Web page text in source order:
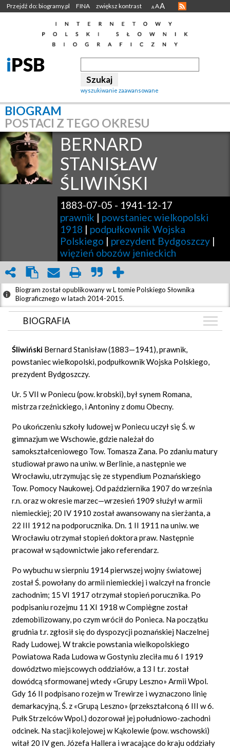
Przejdź do: biogramy.pl FINA zwiększ kontrast A AA
wyszukiwanie zaawansowane
BIOGRAM
POSTACI Z TEGO OKRESU
BERNARD
STANISŁAW
ŚLIWIŃSKI
1883-07-05 - 1941-12-17
prawnik | powstaniec wielkopolski
1918 | podpułkownik Wojska
Polskiego | prezydent Bydgoszczy |
więzień obozów jenieckich
Biogram został opublikowany w L tomie Polskiego Słownika
Biograficznego w latach 2014-2015.
BIOGRAFIA
ZDJĘCIA (4)
GRAF POWIĄZAŃ
DYSKUSJA
Mapa
Śliwiński Bernard Stanisław (1883—1941), prawnik,
powstaniec wielkopolski, podpułkownik Wojska Polskiego,
prezydent Bydgoszczy.
Ur. 5 VII w Poniecu (pow. krobski), był synem Romana,
mistrza rzeźnickiego, i Antoniny z domu Obecny.
Po ukończeniu szkoły ludowej w Poniecu uczył się Ś. w
gimnazjum we Wschowie, gdzie należał do
samokształceniowego Tow. Tomasza Zana. Po zdaniu matury
studiował prawo na uniw. w Berlinie, a następnie we
Wrocławiu, utrzymując się ze stypendium Poznańskiego
Tow. Pomocy Naukowej. Od października 1907 do września
r.n. oraz w okresie marzec—wrzesień 1909 służył w armii
niemieckiej; 20 IV 1910 został awansowany na sierżanta, a
22 III 1912 na podporucznika. Dn. 1 II 1911 na uniw. we
Wrocławiu otrzymał stopień doktora praw. Następnie
pracował w sądownictwie jako referendarz.
Po wybuchu w sierpniu 1914 pierwszej wojny światowej
został Ś. powołany do armii niemieckiej i walczył na froncie
zachodnim; 15 VI 1917 otrzymał stopień porucznika. Po
podpisaniu rozejmu 11 XI 1918 w Compiègne został
zdemobilizowany, po czym wrócił do Ponieca. Na początku
grudnia t.r. zgłosił się do dyspozycji poznańskiej Naczelnej
Rady Ludowej. W trakcie powstania wielkopolskiego
Powiatowa Rada Ludowa w Gostyniu zleciła mu 6 I 1919
dowództwo miejscowych oddziałów, a 13 I t.r. został
dowódcą sformowanej wtedy «Grupy Leszno» Armii Wpol.
Gdy 16 II podpisano rozejm w Trewirze i wyznaczono linię
demarkacyjną, Ś. z «Grupą Leszno» (przekształconą 6 III w 6.
Pułk Strzelców Wpol.) dozorował jej południowo-zachodni
odcinek. Na stacji kolejowej w Kąkolewie (pow. wschowski)
witał 20 IV gen. Józefa Hallera i wracające do kraju oddziały